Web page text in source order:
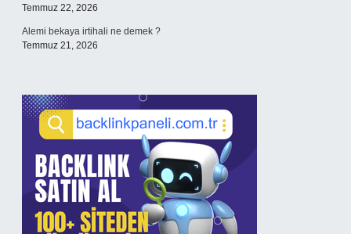
Temmuz 22, 2026
Alemi bekaya irtihali ne demek ?
Temmuz 21, 2026